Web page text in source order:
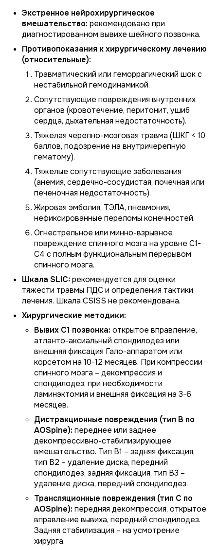
Экстренное нейрохирургическое
вмешательство: рекомендовано при
диагностированном вывихе шейного позвонка.
Противопоказания к хирургическому лечению
(относительные):
Травматический или геморрагический шок с
нестабильной гемодинамикой.
Сопутствующие повреждения внутренних
органов (кровотечение, перитонит, ушиб
сердца, дыхательная недостаточность).
Тяжелая черепно-мозговая травма (ШКГ < 10
баллов, подозрение на внутричерепную
гематому).
Тяжелые сопутствующие заболевания
(анемия, сердечно-сосудистая, почечная или
печеночная недостаточность).
Жировая эмболия, ТЭЛА, пневмония,
нефиксированные переломы конечностей.
Огнестрельное или минно-взрывное
повреждение спинного мозга на уровне С1-
С4 с полным функциональным перерывом
спинного мозга.
Шкала SLIC:рекомендуется для оценки
тяжести травмы ПДС и определения тактики
лечения. Шкала CSISS не рекомендована.
Хирургические методики:
Вывих С1 позвонка: открытое вправление,
атланто-аксиальный спондилодез или
внешняя фиксация Гало-аппаратом или
корсетом на 10-12 месяцев. При компрессии
спинного мозга – декомпрессия и
спондилодез, при необходимости
ламинэктомия и внешняя фиксация на 3-6
месяцев.
Дистракционные повреждения (тип B по
AOSpine): переднее или заднее
декомпрессивно-стабилизирующее
вмешательство. Тип В1 – задняя фиксация,
тип В2 – удаление диска, передний
спондилодез, задняя фиксация, тип В3 –
удаление диска, передний спондилодез.
Трансляционные повреждения (тип C по
AOSpine): передняя декомпрессия, открытое
вправление вывиха, передний спондилодез.
Задняя стабилизация – на усмотрение
хирурга.